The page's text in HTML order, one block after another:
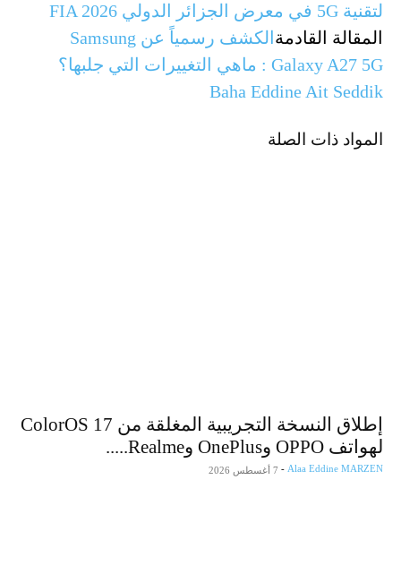
من زيارة والي وهران لمصنع vivo في الجزائر
لتقنية 5G في معرض الجزائر الدولي FIA 2026
المقالة القادمة
الكشف رسمياً عن Samsung
Galaxy A27 5G : ماهي التغييرات التي جلبها؟
Baha Eddine Ait Seddik
المواد ذات الصلة
إطلاق النسخة التجريبية المغلقة من ColorOS 17
لهواتف OPPO وOnePlus وRealme.....
Alaa Eddine MARZEN
- 7 أغسطس 2026